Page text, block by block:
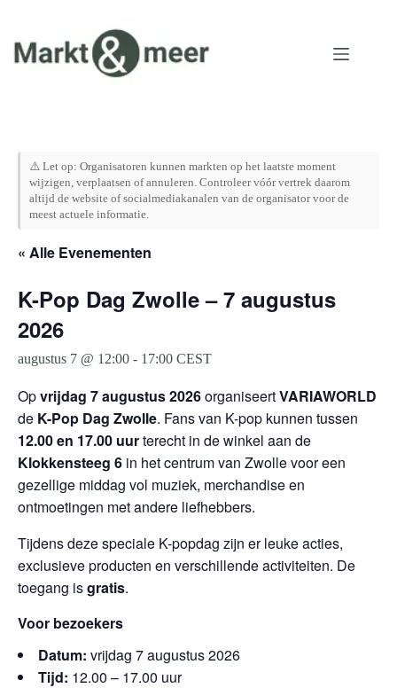
inhoud
⚠️ Let op: Organisatoren kunnen markten op het laatste moment
wijzigen, verplaatsen of annuleren. Controleer vóór vertrek daarom
altijd de website of socialmediakanalen van de organisator voor de
meest actuele informatie.
« Alle Evenementen
K-Pop Dag Zwolle – 7 augustus
2026
augustus 7 @ 12:00 - 17:00 CEST
Opvrijdag 7 augustus 2026organiseertVARIAWORLD
de K-Pop Dag Zwolle. Fans van K-pop kunnen tussen
12.00 en 17.00 uurterecht in de winkel aan de
Klokkensteeg 6 in het centrum van Zwolle voor een
gezellige middag vol muziek, merchandise en
ontmoetingen met andere liefhebbers.
Tijdens deze speciale K-popdag zijn er leuke acties,
exclusieve producten en verschillende activiteiten. De
toegang isgratis.
Voor bezoekers
Datum: vrijdag 7 augustus 2026
Tijd: 12.00 – 17.00 uur